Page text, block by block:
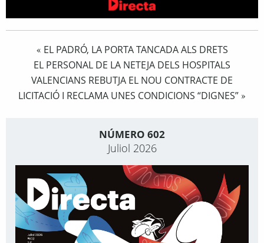
« EL PADRÓ, LA PORTA TANCADA ALS DRETS
EL PERSONAL DE LA NETEJA DELS HOSPITALS
VALENCIANS REBUTJA EL NOU CONTRACTE DE
LICITACIÓ I RECLAMA UNES CONDICIONS “DIGNES” »
NÚMERO 602
Juliol 2026